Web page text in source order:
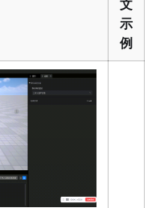
文
示
例